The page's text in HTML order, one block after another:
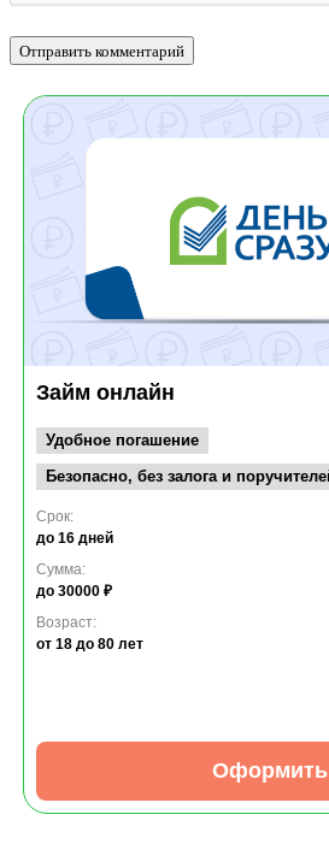
Займ онлайн
Удобное погашение
Безопасно, без залога и
Срок:
до 16 дней
Сумма:
до 30000 ₽
Возраст:
от 18 до 80 лет
Оформить